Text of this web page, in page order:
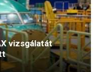
vizsgálatát